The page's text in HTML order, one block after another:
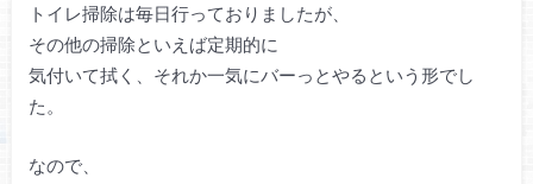
トイレ掃除は毎日行っておりましたが、
その他の掃除といえば定期的に
気付いて拭く、それか一気にバーっとやるという形でし
た。
なので、